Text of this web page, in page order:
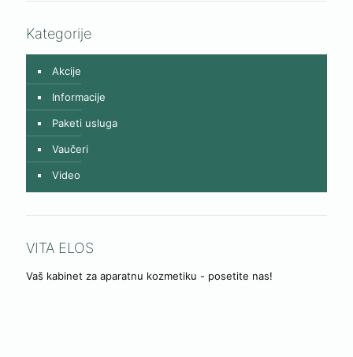
Kategorije
Akcije
Informacije
Paketi usluga
Vaučeri
Video
VITA ELOS
Vaš kabinet za aparatnu kozmetiku - posetite nas!